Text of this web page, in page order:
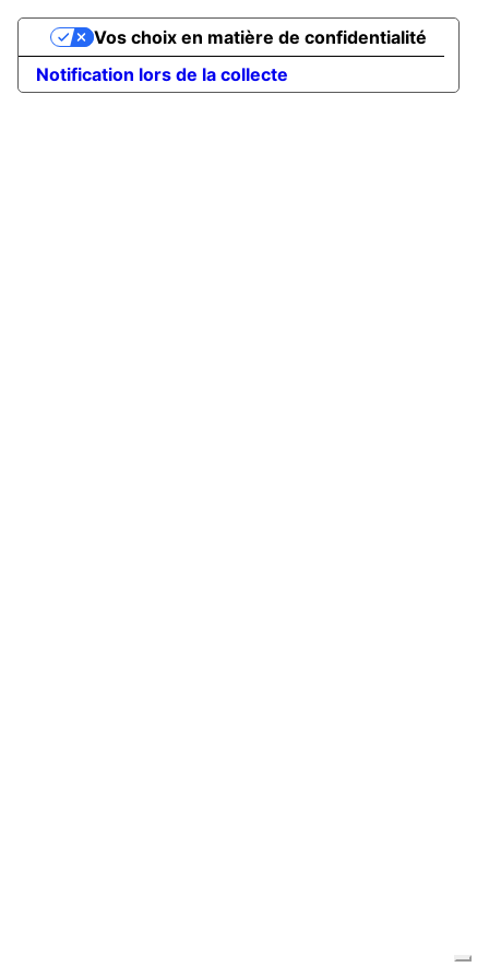
Notification lors de la collecte
Vos choix en matière de confidentialité